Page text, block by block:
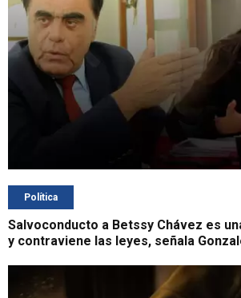
Política
Salvoconducto a Betssy Chávez es
y contraviene las leyes, señala